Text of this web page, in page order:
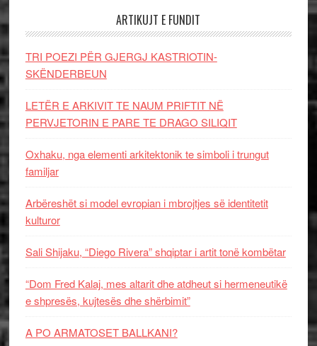
ARTIKUJT E FUNDIT
TRI POEZI PËR GJERGJ KASTRIOTIN-
SKËNDERBEUN
LETËR E ARKIVIT TE NAUM PRIFTIT NË
PERVJETORIN E PARE TE DRAGO SILIQIT
Oxhaku, nga elementi arkitektonik te simboli i trungut
familjar
Arbëreshët si model evropian i mbrojtjes së identitetit
kulturor
Sali Shijaku, “Diego Rivera” shqiptar i artit tonë kombëtar
“Dom Fred Kalaj, mes altarit dhe atdheut si hermeneutikë
e shpresës, kujtesës dhe shërbimit”
A PO ARMATOSET BALLKANI?